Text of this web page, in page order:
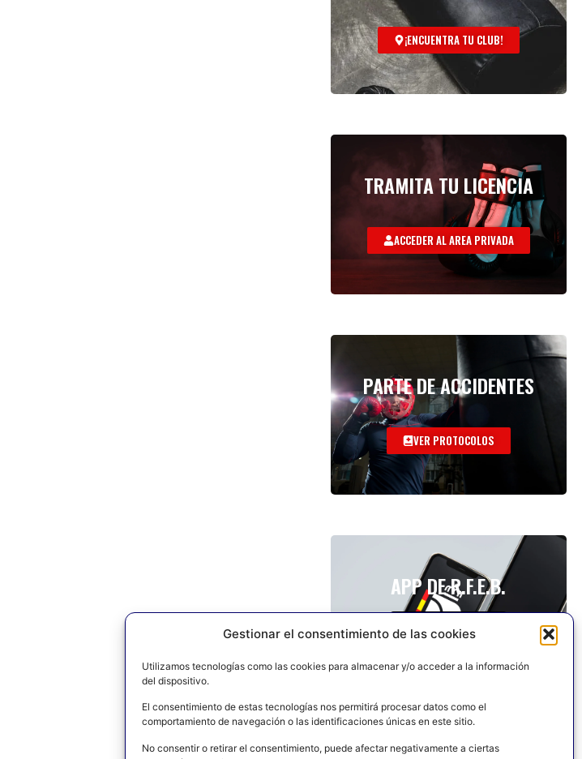
Gestionar el consentimiento de las cookies
Utilizamos tecnologías como las cookies para almacenar y/o acceder a la información
del dispositivo.
El consentimiento de estas tecnologías nos permitirá procesar datos como el
comportamiento de navegación o las identificaciones únicas en este sitio.
No consentir o retirar el consentimiento, puede afectar negativamente a ciertas
¡ENCUENTRA TU CLUB!
TRAMITA TU LICENCIA
ACCEDER AL AREA PRIVADA
PARTE DE ACCIDENTES
VER PROTOCOLOS
APP DE R.F.E.B.